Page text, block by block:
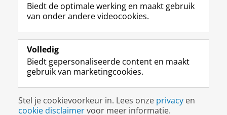
e
b
o
p
a
i
n
a
k
e
I
-
p
g
i
n
-
f
e
R
k
s
u
t
r
m
c
c
o
T
e
k
a
a
Studiekiezers
Alumni
Over ons
Disclaimer & Copyright
Inloggen
Biedt de optimale werking en maakt gebruik
van onder andere videocookies.
Volledig
Biedt gepersonaliseerde content en maakt
gebruik van marketingcookies.
Stel je cookievoorkeur in. Lees onze privacy en
cookie disclaimervoor meer informatie.